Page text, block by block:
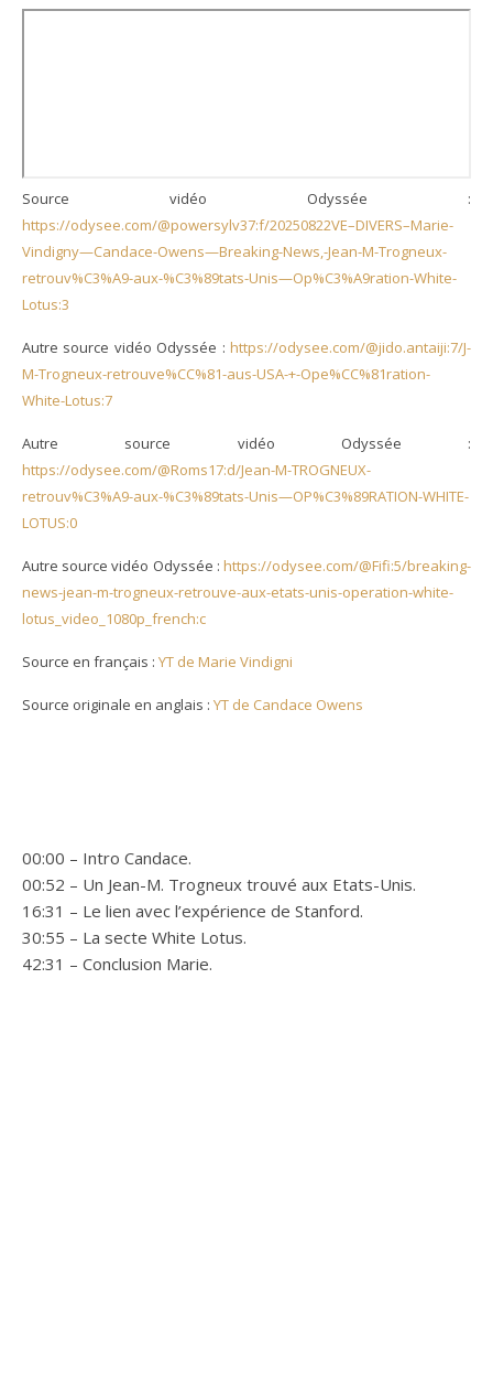
Source vidéo Odyssée :
https://odysee.com/@powersylv37:f/20250822VE–DIVERS–Marie-
Vindigny—Candace-Owens—Breaking-News,-Jean-M-Trogneux-
retrouv%C3%A9-aux-%C3%89tats-Unis—Op%C3%A9ration-White-
Lotus:3
Autre source vidéo Odyssée : https://odysee.com/@jido.antaiji:7/J-
M-Trogneux-retrouve%CC%81-aus-USA-+-Ope%CC%81ration-
White-Lotus:7
Autre source vidéo Odyssée :
https://odysee.com/@Roms17:d/Jean-M-TROGNEUX-
retrouv%C3%A9-aux-%C3%89tats-Unis—OP%C3%89RATION-WHITE-
LOTUS:0
Autre source vidéo Odyssée : https://odysee.com/@Fifi:5/breaking-
news-jean-m-trogneux-retrouve-aux-etats-unis-operation-white-
lotus_video_1080p_french:c
Source en français : YT de Marie Vindigni
Source originale en anglais : YT de Candace Owens
00:00 – Intro Candace.
00:52 – Un Jean-M. Trogneux trouvé aux Etats-Unis.
16:31 – Le lien avec l’expérience de Stanford.
30:55 – La secte White Lotus.
42:31 – Conclusion Marie.